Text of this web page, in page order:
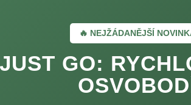
🔥 NEJŽÁDANĚJŠÍ
GO: